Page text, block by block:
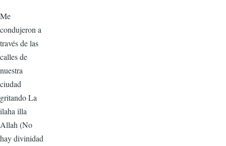
Me
condujeron a
través de las
calles de
nuestra
ciudad
gritando La
ilaha illa
Allah (No
hay divinidad